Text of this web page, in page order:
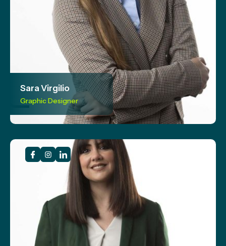
Sara Virgilio
Graphic Designer